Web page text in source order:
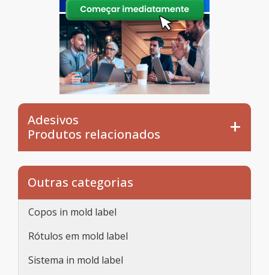
Adesivos
Produtos relacionados
Outras categorias
Copos in mold label
Rótulos em mold label
Sistema in mold label